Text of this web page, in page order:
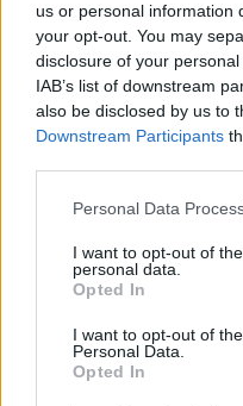
us or personal information
your opt-out. You may
disclosure of your
IAB’s list of downstream
also be disclosed by us to
Downstream Participants
Personal Data
I want to opt-out of
personal data.
Opted In
I want to opt-out of
Personal Data.
Opted In
Κ.Τ.Ε.Λ.
Ο.Σ.Ε.
Αρχ. Μουσείο
Γρήγορη Πλοήγηση
Ο Δήμαρχος
Αντιδήμαρχοι
Δημοτικό Συμβούλιο
Συλλογικά Όργανα Δήμου